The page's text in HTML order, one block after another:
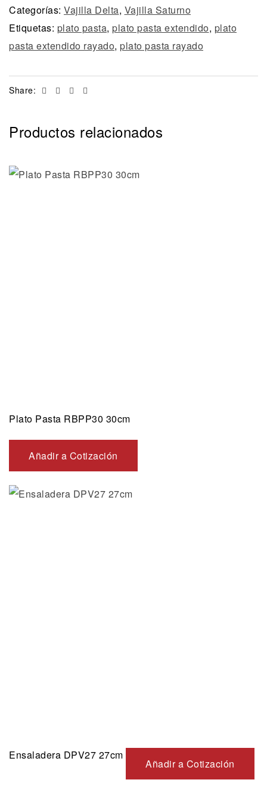
Categorías: Vajilla Delta, Vajilla Saturno
Etiquetas: plato pasta, plato pasta extendido, plato
pasta extendido rayado, plato pasta rayado
Share: Facebook
TwitterLinkedin
Productos relacionados
Plato Pasta RBPP30 30cm
Añadir a Cotización
Ensaladera DPV27 27cm
Añadir a Cotización